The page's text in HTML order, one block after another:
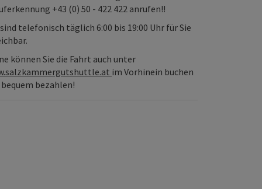
+43 (0) 50 - 422 422 anrufen!!
telefonisch täglich 6:00 bis 19:00 Uhr für Sie
können Sie die Fahrt auch unter
im Vorhinein buchen
bezahlen!